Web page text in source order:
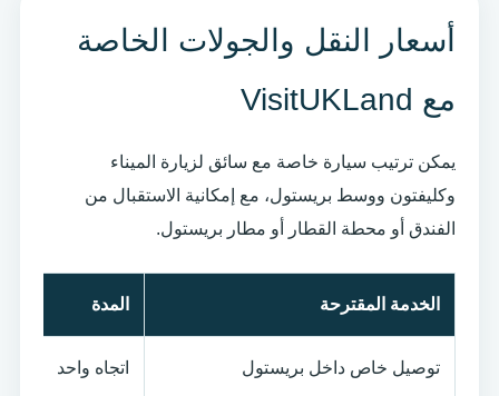
أسعار النقل والجولات الخاصة
مع VisitUKLand
يمكن ترتيب سيارة خاصة مع سائق لزيارة الميناء
وكليفتون ووسط بريستول، مع إمكانية الاستقبال من
الفندق أو محطة القطار أو مطار بريستول.
الخدمة المقترحة المدة
توصيل خاص داخل بريستول اتجاه واحد